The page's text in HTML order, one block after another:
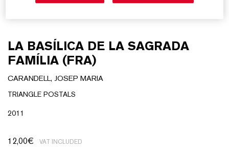
LA BASÍLICA DE LA SAGRADA
FAMÍLIA (FRA)
CARANDELL, JOSEP MARIA
TRIANGLE POSTALS
2011
12,00€ VAT INCLUDED